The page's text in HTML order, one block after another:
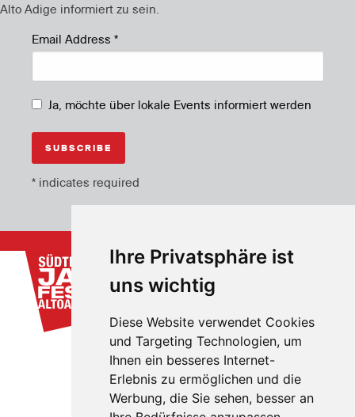
Ihre Privatsphäre ist
uns wichtig
Diese Website verwendet Cookies
und Targeting Technologien, um
Ihnen ein besseres Internet-
Erlebnis zu ermöglichen und die
Werbung, die Sie sehen, besser an
Alto Adige informiert zu sein.
Email Address *
Ja, möchte über lokale Events informiert werden
*indicates required